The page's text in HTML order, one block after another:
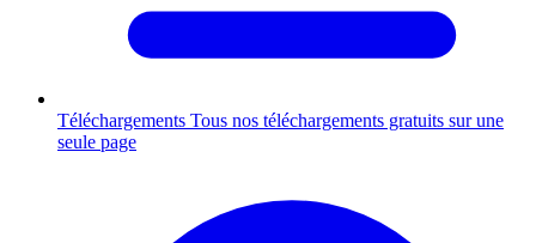
Téléchargements Tous nos téléchargements gratuits sur une
seule page